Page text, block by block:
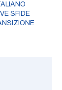
SFIDE